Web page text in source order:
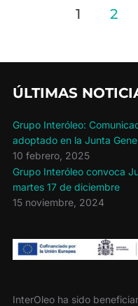
Paginación
1 2
ÚLTIMAS
Grupo Interóleo:
adoptado en la Junta
10 febrero, 2025
Grupo Interóleo convoca
martes 17 de diciembre
15 noviembre, 2024
InterOleo ha sido